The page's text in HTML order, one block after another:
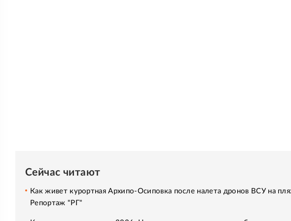
Сейчас читают
Как живет курортная Архипо-Осиповка после налета дронов ВСУ на
Репортаж "РГ"